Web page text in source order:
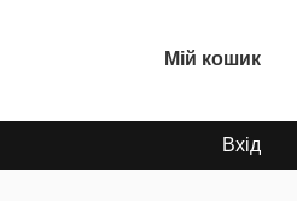
Мій кошик
Вхід